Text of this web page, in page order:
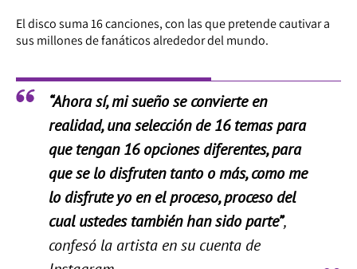
El disco suma 16 canciones, con las que pretende cautivar a
sus millones de fanáticos alrededor del mundo.
“Ahora sí, mi sueño se convierte en
realidad, una selección de 16 temas para
que tengan 16 opciones diferentes, para
que se lo disfruten tanto o más, como me
lo disfrute yo en el proceso, proceso del
cual ustedes también han sido parte”,
confesó la artista en su cuenta de